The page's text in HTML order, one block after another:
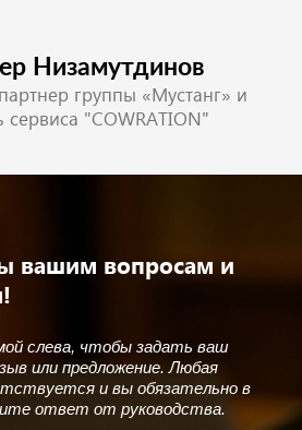
Низамутдинов
группы «Мустанг» и
сервиса "COWRATION"
вашим вопросам и
слева, чтобы задать ваш
или предложение. Любая
и вы обязательно в
ответ от руководства.